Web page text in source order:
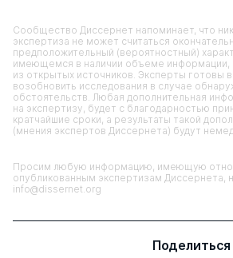
Сообщество Диссернет напоминает, что
экспертиза не может считаться
предположительный (вероятностный)
имеющемся в наличии объеме информации,
из открытых источников. Эксперты готовы
возобновить исследования в случае
обстоятельств. Любая дополнительная
на экспертизу, будет с благодарностью
кратчайшие сроки, а результаты такой
(мнения экспертов Диссернета) будут
Просим любую информацию, имеющую
опубликованным экспертизам Диссернета,
info@dissernet.org
Поделиться